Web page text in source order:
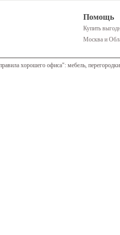
Помощь
Купить
Москва и
хорошего офиса": мебель,